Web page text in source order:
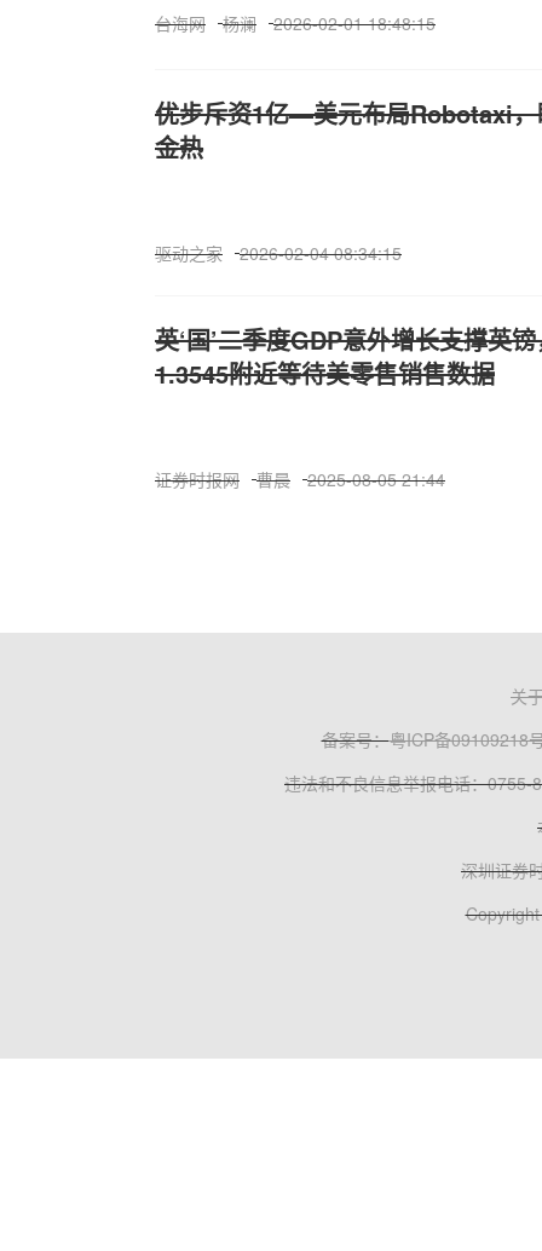
台海网 杨澜 2026-02-01 18:48:15
优步斥资1亿—美元布局Robotaxi，
金热
驱动之家 2026-02-04 08:34:15
英‘国’二季度GDP意外增长支撑英
1.3545附近等待美零售销售数据
证券时报网 曹晨 2025-08-05 21:44
关
备案号：粤ICP备09109218
违法和不良信息举报电话：0755-
深圳证券